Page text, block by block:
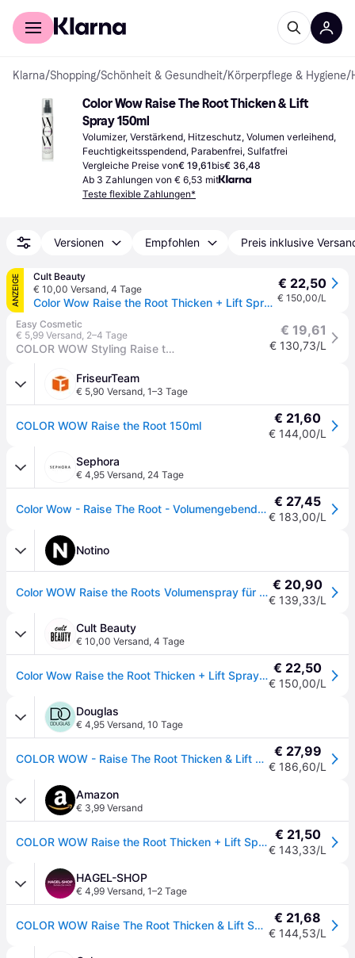
Für Shopper
Klarna/Shopping/Schönheit & Gesundheit/Körperpflege & Hygiene/
Color Wow Raise The Root Thicken & Lift
Spray 150ml
Volumizer, Verstärkend, Hitzeschutz, Volumen verleihend,
Feuchtigkeitsspendend, Parabenfrei, Sulfatfrei
Vergleiche Preise von€ 19,61bis€ 36,48
Ab 3 Zahlungen von € 6,53 mit
Teste flexible Zahlungen*
Versionen Empfohlen Preis inklusive
ANZEIGE
Cult Beauty
€ 10,00 Versand, 4 Tage
Color Wow Raise the Root Thicken + Lift Spray 150ml
€ 22,50
€ 150,00/L
Easy Cosmetic
€ 5,99 Versand, 2–4 Tage
COLOR WOW Styling Raise the Root Thicken + Lift Spray 150 ml € 130,73/L
€ 19,61
FriseurTeam
€ 5,90 Versand, 1–3 Tage
COLOR WOW Raise the Root 150ml € 21,60
€ 144,00/L
Sephora
€ 4,95 Versand, 24 Tage
Color Wow - Raise The Root - Volumengebendes & Liftendes Haarspray - spray Raise The Root Thicken&lift 150ml - 150 ml € 27,45
€ 183,00/L
Notino
Color WOW Raise the Roots Volumenspray für gefärbtes Haar 150 ml € 20,90
€ 139,33/L
Cult Beauty
€ 10,00 Versand, 4 Tage
Color Wow Raise the Root Thicken + Lift Spray 150ml € 22,50
€ 150,00/L
Douglas
€ 4,95 Versand, 10 Tage
COLOR WOW - Raise The Root Thicken & Lift Spray Stylingsprays 150 ml € 27,99
€ 186,60/L
Amazon
€ 3,99 Versand
COLOR WOW Raise the Root Thicken + Lift Spray: Verleiht sofortiges Volumen und einen langanhaltenden Ansatz-Lift, 150ml € 21,50
€ 143,33/L
HAGEL-SHOP
€ 4,99 Versand, 1–2 Tage
COLOR WOW Raise The Root Thicken & Lift Spray 150 ml € 21,68
€ 144,53/L